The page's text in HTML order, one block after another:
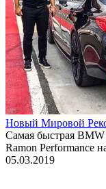
Новый Мировой
Cамая быстрая
Ramon Performance
05.03.2019